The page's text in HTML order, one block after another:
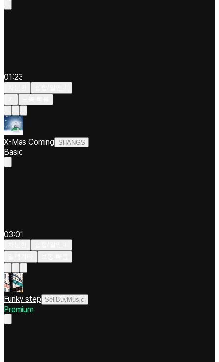
01:23
X-Mas Coming SHANGS
Basic
03:01
Funky step SellBuyMusic
Premium